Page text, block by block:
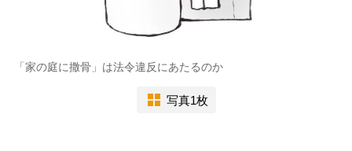
「家の庭に撒骨」は法令違反にあたるのか
写真1枚